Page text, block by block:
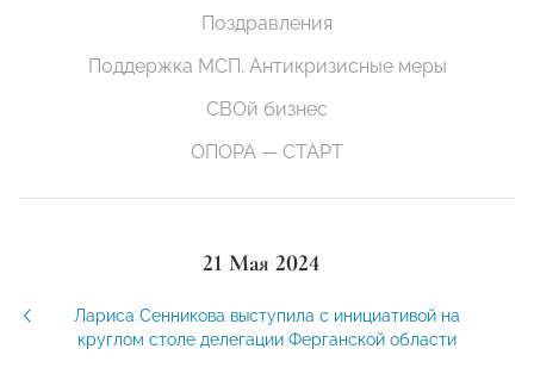
Поздравления
Поддержка МСП. Антикризисные меры
СВОй бизнес
ОПОРА — СТАРТ
21 Мая 2024
Лариса Сенникова выступила с инициативой на
круглом столе делегации Ферганской области